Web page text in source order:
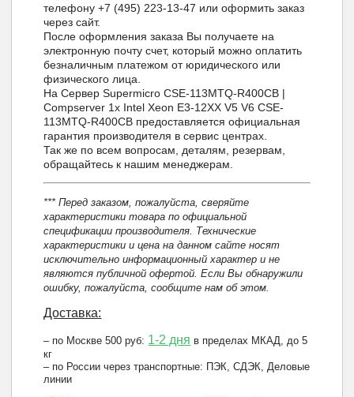
телефону +7 (495) 223-13-47 или оформить заказ
через сайт.
После оформления заказа Вы получаете на
электронную почту счет, который можно оплатить
безналичным платежом от юридического или
физического лица.
На Сервер Supermicro CSE-113MTQ-R400CB |
Compserver 1x Intel Xeon E3-12XX V5 V6 CSE-
113MTQ-R400CB предоставляется официальная
гарантия производителя в сервис центрах.
Так же по всем вопросам, деталям, резервам,
обращайтесь к нашим менеджерам.
*** Перед заказом, пожалуйста, сверяйте
характеристики товара по официальной
спецификации производителя. Технические
характеристики и цена на данном сайте носят
исключительно информационный характер и не
являются публичной офертой. Если Вы обнаружили
ошибку, пожалуйста, сообщите нам об этом.
Доставка:
– по Москве 500 руб: 1-2 дня в пределах МКАД, до 5
кг
– по России через транспортные: ПЭК, СДЭК, Деловые
линии